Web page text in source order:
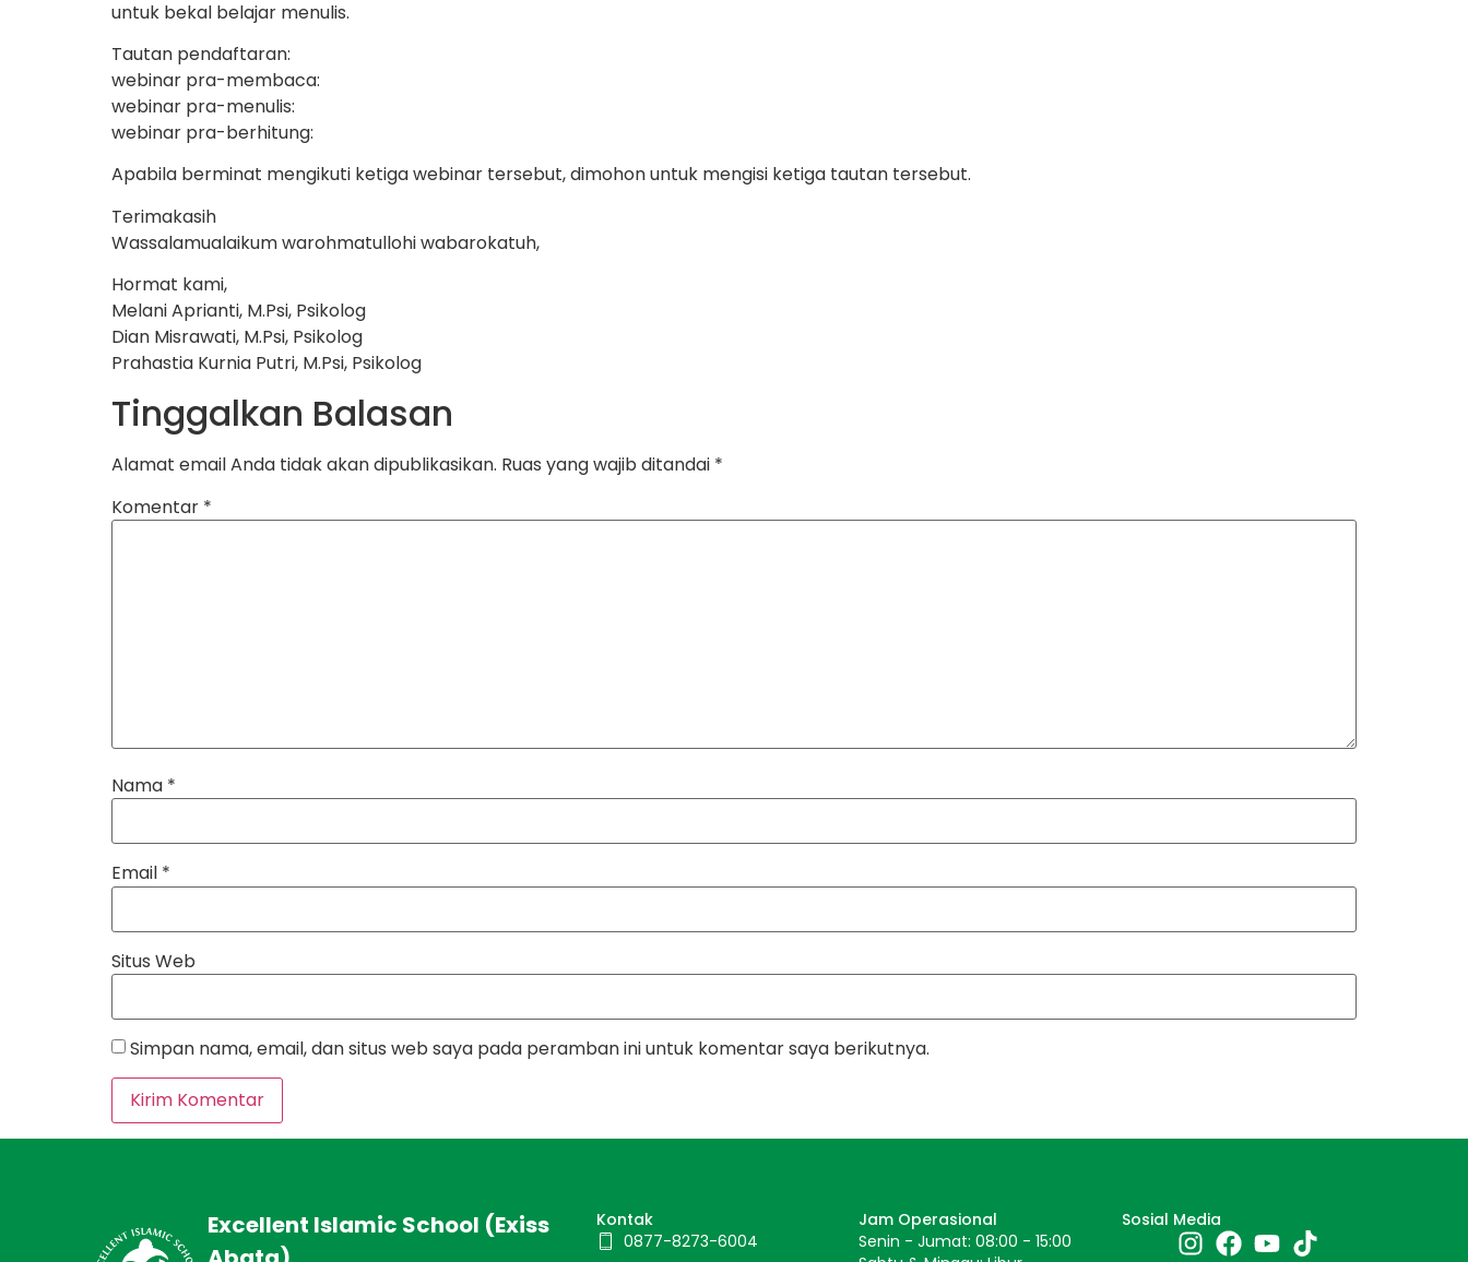
untuk bekal belajar menulis.
Tautan pendaftaran:
webinar pra-membaca:
webinar pra-menulis:
webinar pra-berhitung:
Apabila berminat mengikuti ketiga webinar tersebut, dimohon untuk mengisi ketiga tautan tersebut.
Terimakasih
Wassalamualaikum warohmatullohi wabarokatuh,
Hormat kami,
Melani Aprianti, M.Psi, Psikolog
Dian Misrawati, M.Psi, Psikolog
Prahastia Kurnia Putri, M.Psi, Psikolog
Tinggalkan Balasan
Alamat email Anda tidak akan dipublikasikan. Ruas yang wajib ditandai *
Komentar *
Nama *
Email *
Situs Web
Simpan nama, email, dan situs web saya pada peramban ini untuk komentar saya berikutnya.
Excellent Islamic School (Exiss
Kontak
0877-8273-6004
Jam Operasional
Senin - Jumat: 08:00 - 15:00
Sosial Media